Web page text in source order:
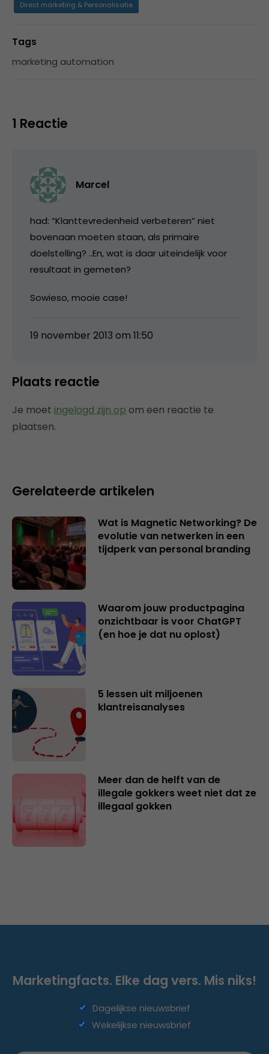
Direct marketing & Personalisatie
Tags
marketing automation
1 Reactie
Marcel
had: “Klanttevredenheid verbeteren” niet
bovenaan moeten staan, als primaire
doelstelling? ..En, wat is daar uiteindelijk voor
resultaat in gemeten?
Sowieso, mooie case!
19 november 2013 om 11:50
Plaats reactie
Je moet ingelogd zijn op om een reactie te
plaatsen.
Gerelateerde artikelen
Wat is Magnetic Networking? De
evolutie van netwerken in een
tijdperk van personal branding
Waarom jouw productpagina
onzichtbaar is voor ChatGPT
(en hoe je dat nu oplost)
5 lessen uit miljoenen
klantreisanalyses
Meer dan de helft van de
illegale gokkers weet niet dat ze
illegaal gokken
Marketingfacts. Elke dag vers. Mis niks!
Dagelijkse nieuwsbrief
Wekelijkse nieuwsbrief